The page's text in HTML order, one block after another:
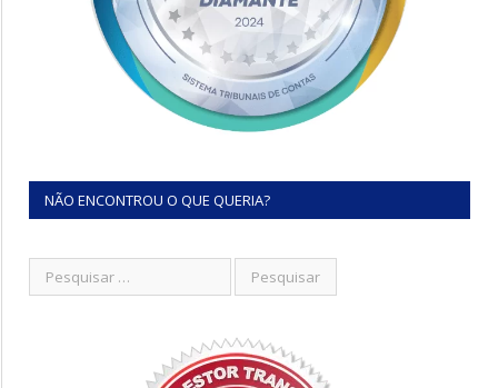
NÃO ENCONTROU O QUE QUERIA?